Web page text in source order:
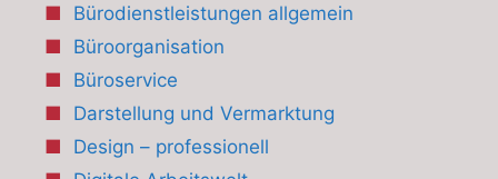
Bürodienstleistungen allgemein
Büroorganisation
Büroservice
Darstellung und Vermarktung
Design – professionell